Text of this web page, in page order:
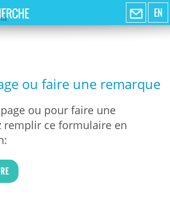
EN
ou faire une remarque
ou pour faire une
remplir ce formulaire en